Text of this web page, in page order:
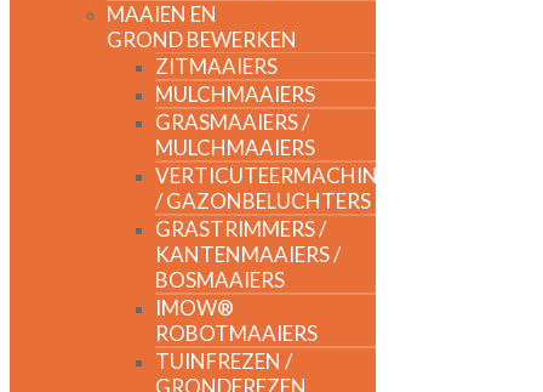
MAAIEN EN
GROND BEWERKEN
ZITMAAIERS
MULCHMAAIERS
GRASMAAIERS /
MULCHMAAIERS
VERTICUTEERMACHINES
/ GAZONBELUCHTERS
GRASTRIMMERS /
KANTENMAAIERS /
BOSMAAIERS
IMOW®
ROBOTMAAIERS
TUINFREZEN /
GRONDFREZEN